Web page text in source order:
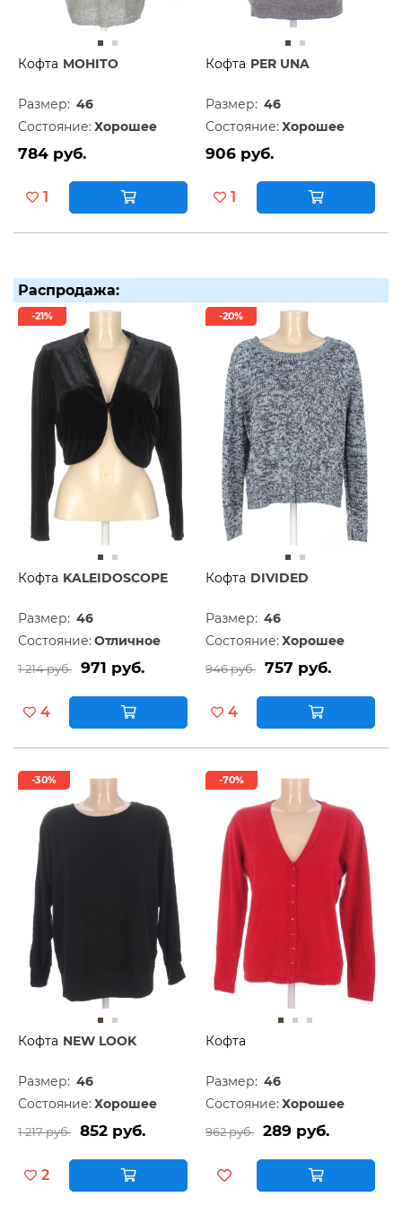
Кофта MOHITO
Размер: 46
Состояние: Хорошее
784 руб.
1
Кофта PER UNA
Размер: 46
Состояние: Хорошее
906 руб.
1
Распродажа:
-21%
Кофта KALEIDOSCOPE
Размер: 46
Состояние: Отличное
1 214 руб. 971 руб.
4
-20%
Кофта DIVIDED
Размер: 46
Состояние: Хорошее
946 руб. 757 руб.
4
-30%
Кофта NEW LOOK
Размер: 46
Состояние: Хорошее
1 217 руб. 852 руб.
2
-70%
Кофта
Размер: 46
Состояние: Хорошее
962 руб. 289 руб.